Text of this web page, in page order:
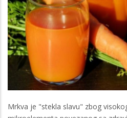
Mrkva je "stekla slavu" zbog